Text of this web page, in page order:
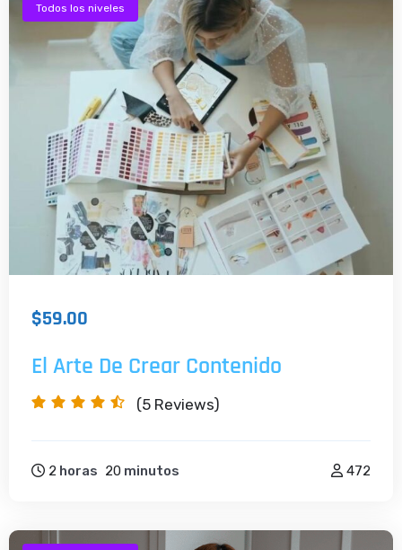
Todos los niveles
$59.00
El Arte De Crear Contenido
(5 Reviews)
2 horas 20 minutos 472